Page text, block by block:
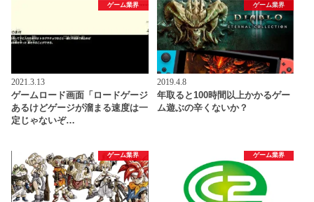
ゲーム業界
2021.3.13
ゲームロード画面「ロードゲージ
あるけどゲージが溜まる速度は一
定じゃないぞ…
ゲーム業界
2019.4.8
年取ると100時間以上かかるゲー
ム遊ぶの辛くないか？
ゲーム業界 ゲーム業界